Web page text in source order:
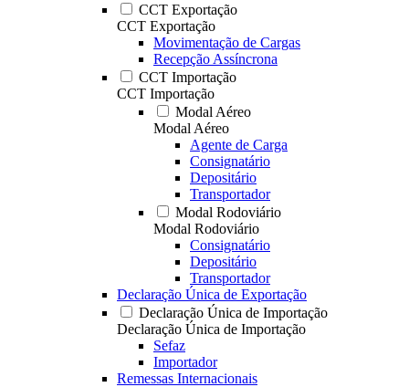
CCT Exportação
CCT Exportação
Movimentação de Cargas
Recepção Assíncrona
CCT Importação
CCT Importação
Modal Aéreo
Modal Aéreo
Agente de Carga
Consignatário
Depositário
Transportador
Modal Rodoviário
Modal Rodoviário
Consignatário
Depositário
Transportador
Declaração Única de Exportação
Declaração Única de Importação
Declaração Única de Importação
Sefaz
Importador
Remessas Internacionais